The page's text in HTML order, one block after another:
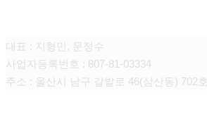
대표 : 지형민, 문정수
사업자등록번호 : 807-81-03334
주소 : 울산시 남구 갈밭로 46(삼산동) 702호